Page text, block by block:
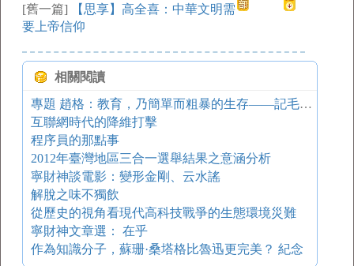
[舊一篇]
【思享】高全喜：中華文明需
要上帝信仰
相關閱讀
專題 趙格：教育，乃簡單而粗暴的生存——記毛坦廠中學
互聯網時代的降維打擊
程序員的那點事
2012年臺灣地區三合一選舉結果之意涵分析
寧財神談電影：變形金剛、云水謠
解脫之味不獨飲
從歷史的視角看現代高科技戰爭的生態環境災難
寧財神文章選： 在乎
作為知識分子，蘇珊·桑塔格比魯迅更完美？ 紀念